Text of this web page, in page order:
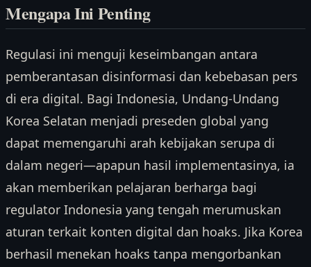
Mengapa Ini Penting
Regulasi ini menguji keseimbangan antara
pemberantasan disinformasi dan kebebasan pers
di era digital. Bagi Indonesia, Undang-Undang
Korea Selatan menjadi preseden global yang
dapat memengaruhi arah kebijakan serupa di
dalam negeri—apapun hasil implementasinya, ia
akan memberikan pelajaran berharga bagi
regulator Indonesia yang tengah merumuskan
aturan terkait konten digital dan hoaks. Jika Korea
berhasil menekan hoaks tanpa mengorbankan